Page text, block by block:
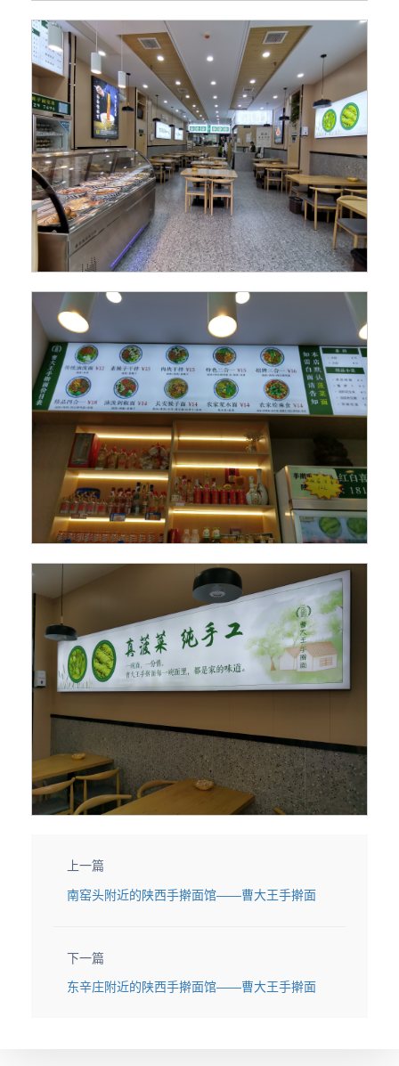
上一篇
南窑头附近的陕西手擀面馆——曹大王手擀面
下一篇
东辛庄附近的陕西手擀面馆——曹大王手擀面